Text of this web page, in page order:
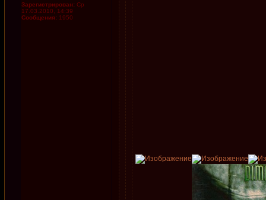
Зарегистрирован: Ср
17.03.2010, 14:39
Сообщения: 1950